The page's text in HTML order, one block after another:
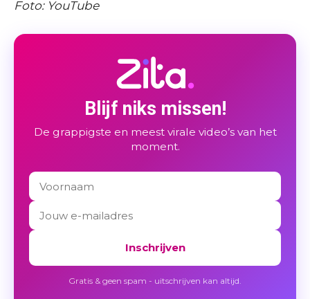
Foto: YouTube
Blijf niks missen!
De grappigste en meest virale video’s van het
moment.
Inschrijven
Gratis & geen spam - uitschrijven kan altijd.